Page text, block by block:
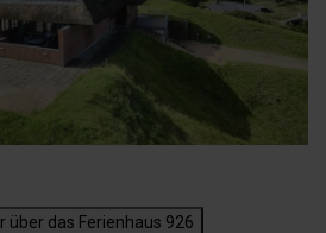
über das Ferienhaus 926